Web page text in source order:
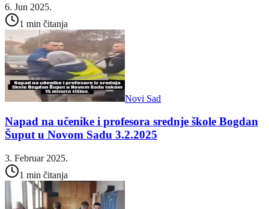
6. Jun 2025.
1 min čitanja
Novi Sad
Napad na učenike i profesora srednje škole Bogdan
Šuput u Novom Sadu 3.2.2025
3. Februar 2025.
1 min čitanja